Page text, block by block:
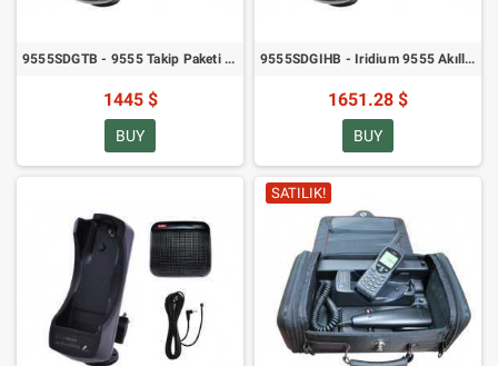
9555SDGTB - 9555 Takip Paketi için SatDOCK Yuvası
1445 $
BUY
9555SDGIHB - Iridium 9555 Akıllı Telefon Paketi için SatDock Yuvası
1651.28 $
BUY
SATILIK!